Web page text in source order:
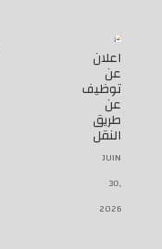
اعلان
عن
توظيف
عن
طريق
النقل
JUIN
30,
2026